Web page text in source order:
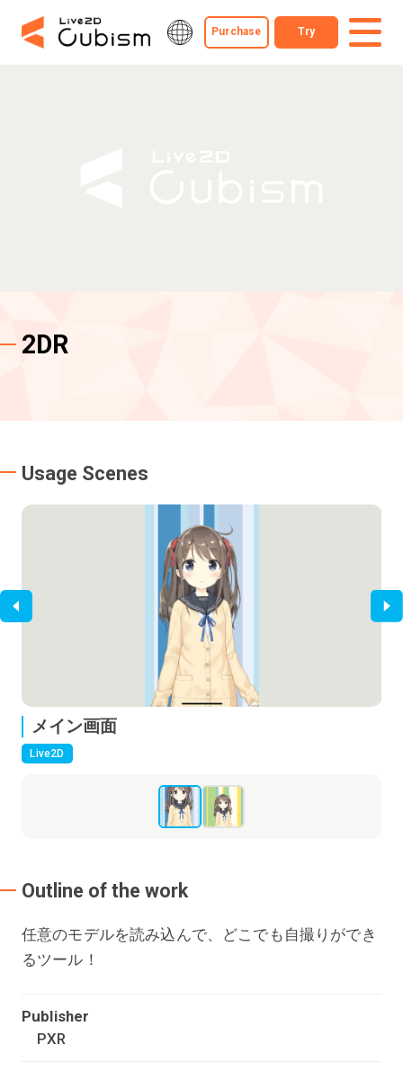
Purchase Try
2DR
Usage Scenes
メイン画面
Live2D
Outline of the work
任意のモデルを読み込んで、どこでも自撮りができ
るツール！
Publisher
PXR